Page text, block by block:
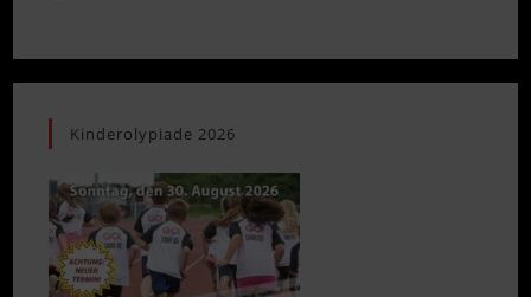
Kinderolypiade 2026